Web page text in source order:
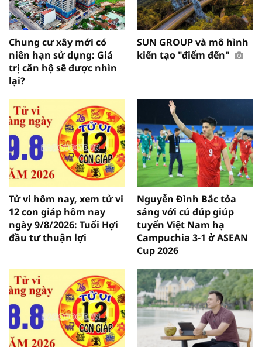
Chung cư xây mới có
niên hạn sử dụng: Giá
trị căn hộ sẽ được nhìn
lại?
SUN GROUP và mô hình
kiến tạo "điểm đến"
Tử vi hôm nay, xem tử vi
12 con giáp hôm nay
ngày 9/8/2026: Tuổi Hợi
đầu tư thuận lợi
Nguyễn Đình Bắc tỏa
sáng với cú đúp giúp
tuyển Việt Nam hạ
Campuchia 3-1 ở ASEAN
Cup 2026